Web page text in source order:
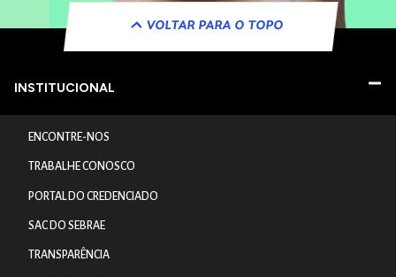
VOLTAR PARA O TOPO
INSTITUCIONAL
ENCONTRE-NOS
TRABALHE CONOSCO
PORTAL DO CREDENCIADO
SAC DO SEBRAE
TRANSPARÊNCIA